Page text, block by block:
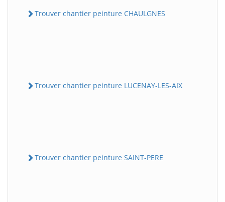
Trouver chantier peinture CHAULGNES
Trouver chantier peinture LUCENAY-LES-AIX
Trouver chantier peinture SAINT-PERE